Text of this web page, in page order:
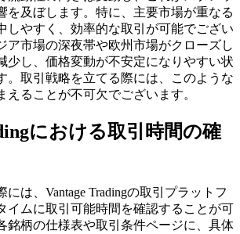
を及ぼします。特に、主要市場が重なる
しやすく、効率的な取引が可能でござい
ア市場の深夜帯や欧州市場がクローズし
少し、価格変動が不安定になりやすい状
。取引戦略を立てる際には、このような
えることが不可欠でございます。
における取引時間の確
は、Vantage Tradingの取引プラットフ
イムに取引可能時間を確認することが可
銘柄の仕様表や取引条件ページに、具体